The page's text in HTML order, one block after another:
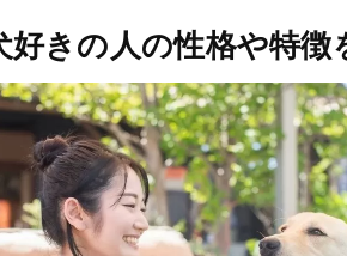
好きの人の性格や特徴